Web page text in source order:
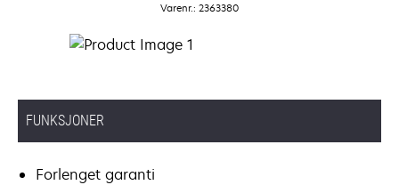
Varenr.: 2363380
FUNKSJONER
Forlenget garanti